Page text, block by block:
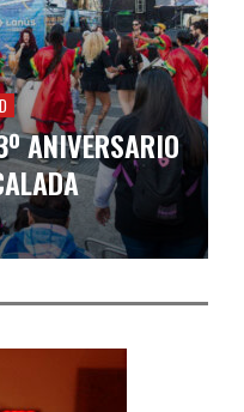
ANIVERSARIO